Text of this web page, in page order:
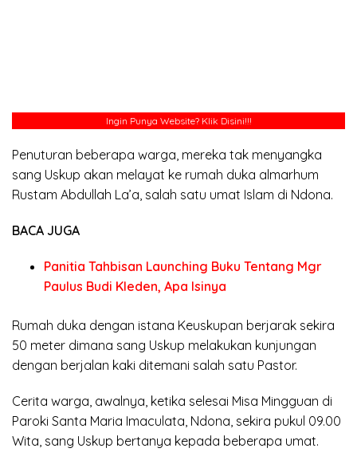
Ingin Punya Website?Klik Disini!!!
Penuturan beberapa warga, mereka tak menyangka
sang Uskup akan melayat ke rumah duka almarhum
Rustam Abdullah La’a, salah satu umat Islam di Ndona.
BACA JUGA
Panitia Tahbisan Launching Buku Tentang Mgr
Paulus Budi Kleden, Apa Isinya
Rumah duka dengan istana Keuskupan berjarak sekira
50 meter dimana sang Uskup melakukan kunjungan
dengan berjalan kaki ditemani salah satu Pastor.
Cerita warga, awalnya, ketika selesai Misa Mingguan di
Paroki Santa Maria Imaculata, Ndona, sekira pukul 09.00
Wita, sang Uskup bertanya kepada beberapa umat.